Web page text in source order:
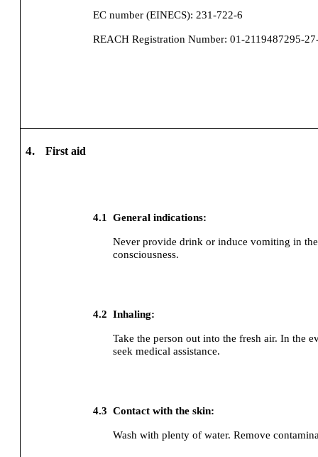
EC number (EINECS): 231-722-6
REACH Registration Number: 01-2119487295-
4. First aid
4.1 General indications:
Never provide drink or induce vomiting in
consciousness.
4.2 Inhaling:
Take the person out into the fresh air. In the
seek medical assistance.
4.3 Contact with the skin:
Wash with plenty of water. Remove